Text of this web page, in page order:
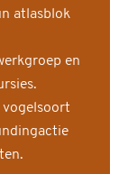
atlasblok
en
vogelsoort